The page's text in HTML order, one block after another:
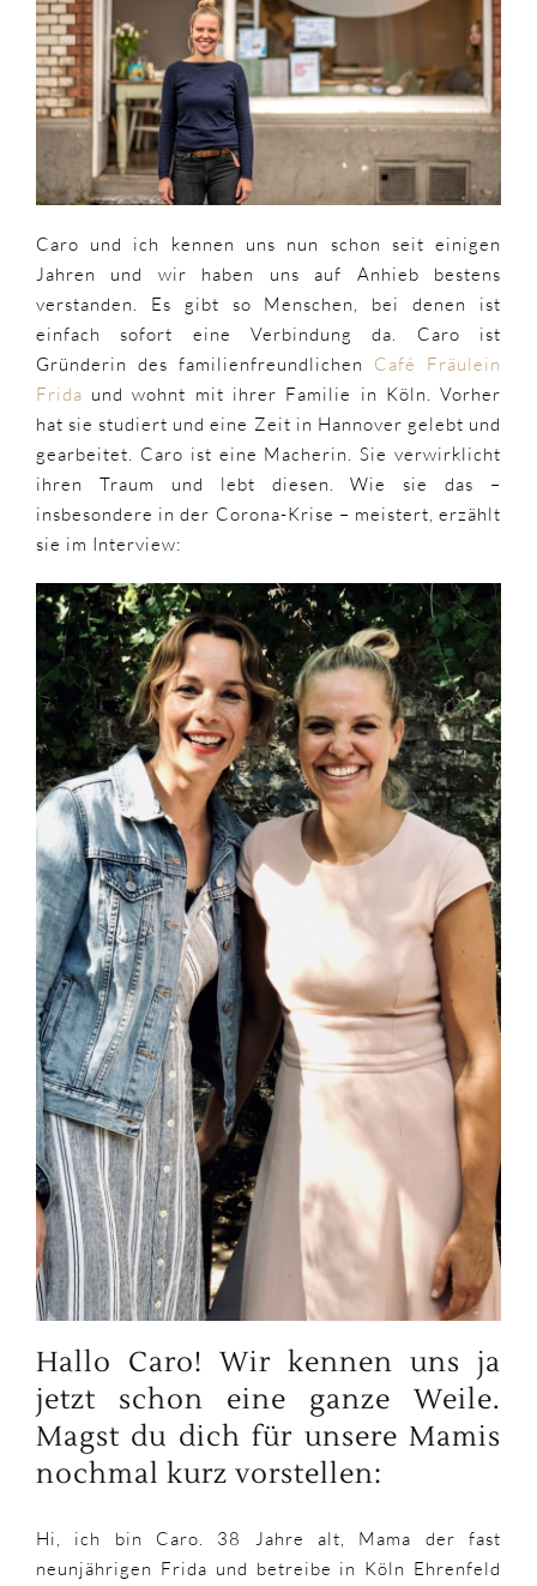
Fräulein
Frida
|
Caro und ich kennen uns nun schon seit einigen
Jahren und wir haben uns auf Anhieb bestens
verstanden. Es gibt so Menschen, bei denen ist
einfach sofort eine Verbindung da. Caro ist
Gründerin des familienfreundlichen Café Fräulein
Frida und wohnt mit ihrer Familie in Köln. Vorher
hat sie studiert und eine Zeit in Hannover gelebt und
gearbeitet. Caro ist eine Macherin. Sie verwirklicht
ihren Traum und lebt diesen. Wie sie das –
insbesondere in der Corona-Krise – meistert, erzählt
sie im Interview:
Hallo Caro! Wir kennen uns ja
jetzt schon eine ganze Weile.
Magst du dich für unsere Mamis
nochmal kurz vorstellen:
Hi, ich bin Caro. 38 Jahre alt, Mama der fast
neunjährigen Frida und betreibe in Köln Ehrenfeld